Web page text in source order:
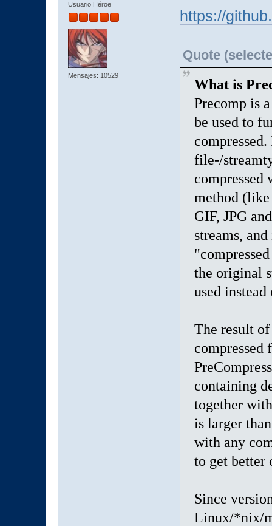
Usuario Héroe
Mensajes: 10529
https://
Quote
What is
Precomp is
be used to
file-/
method (like
GIF, JPG
streams,
the original
used instead
The result
containing
together
is larger
with any
to get better
Since
Linux/*nix/